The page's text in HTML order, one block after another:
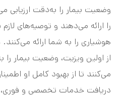
وضعیت بیمار را به‌دقت ارزیابی
را ارائه می‌دهند و توصیه‌های
هوشیاری را به شما ارائه
از اولین ویزیت، وضعیت بیمار را
می‌کنند تا از بهبود کامل او
دریافت خدمات تخصصی و فوری،